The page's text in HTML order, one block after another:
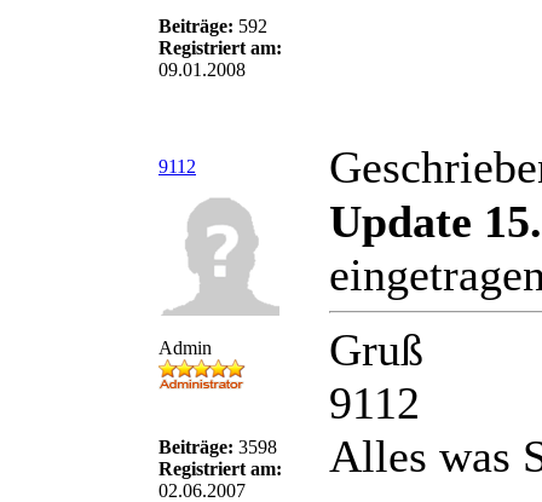
Beiträge: 592
Registriert am:
09.01.2008
9112
Admin
Beiträge: 3598
Registriert am:
02.06.2007
Update
Gruß
9112
Alles was